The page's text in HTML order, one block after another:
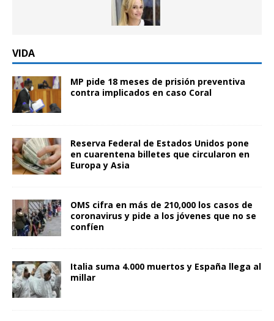
VIDA
MP pide 18 meses de prisión preventiva
contra implicados en caso Coral
Reserva Federal de Estados Unidos pone
en cuarentena billetes que circularon en
Europa y Asia
OMS cifra en más de 210,000 los casos de
coronavirus y pide a los jóvenes que no se
confíen
Italia suma 4.000 muertos y España llega al
millar